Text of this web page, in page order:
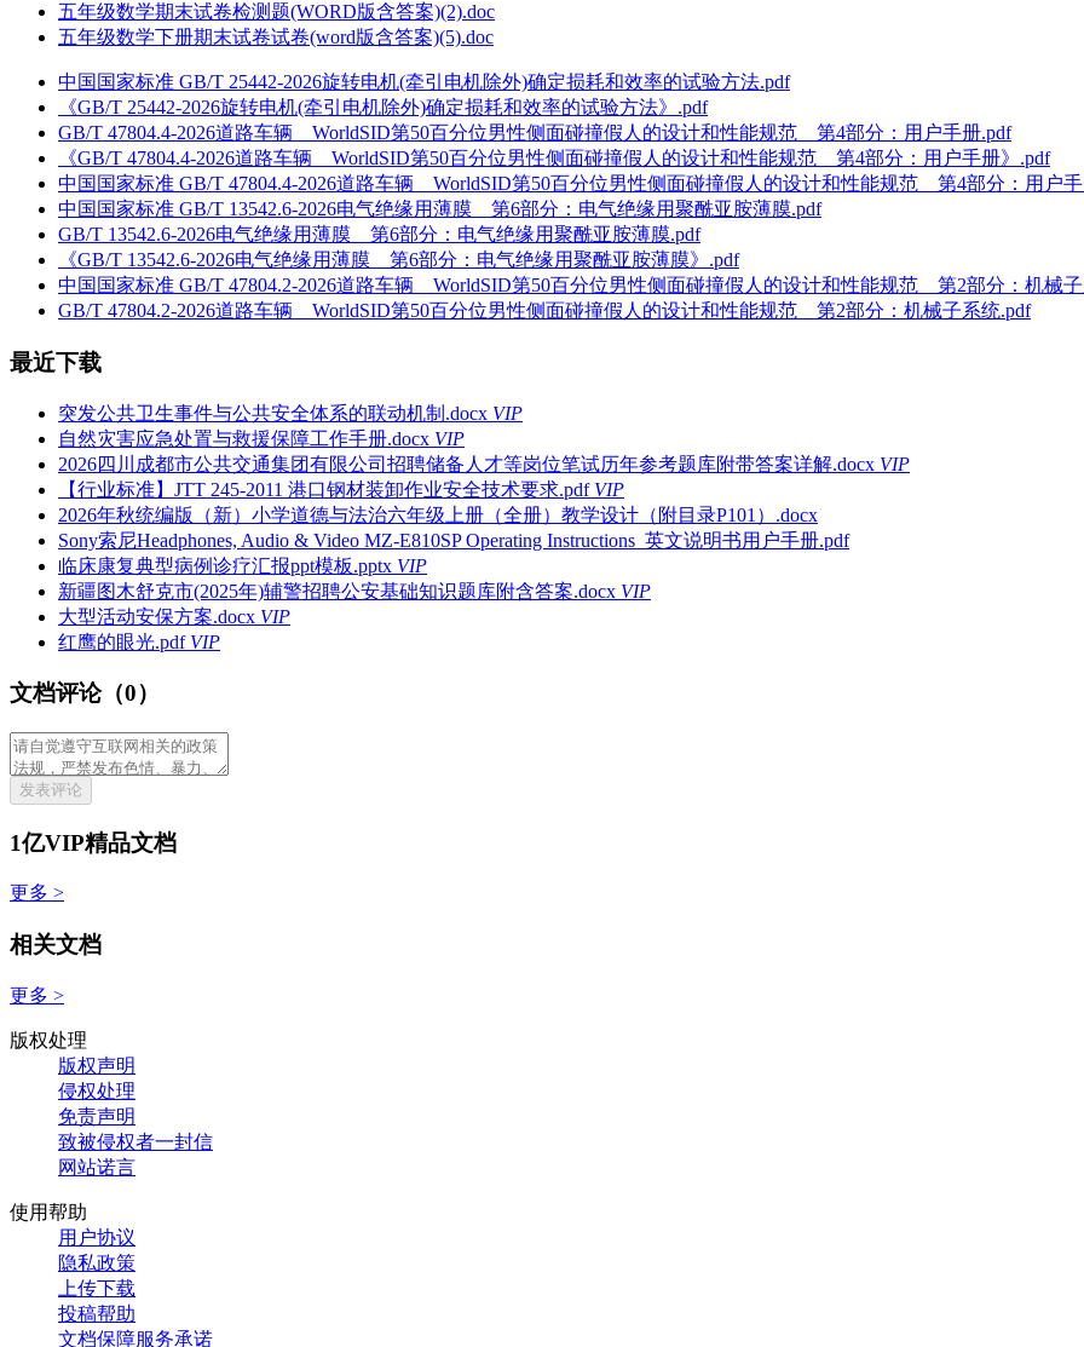
五年级数学期末试卷检测题(WORD版含答案)(2).doc
五年级数学下册期末试卷试卷(word版含答案)(5).doc
中国国家标准 GB/T 25442-2026旋转电机(牵引电机除外)确定损耗和效率的试验方法.pdf
《GB/T 25442-2026旋转电机(牵引电机除外)确定损耗和效率的试验方法》.pdf
GB/T 47804.4-2026道路车辆 WorldSID第50百分位男性侧面碰撞假人的设计和性能规范 第4部分：用户手册.pdf
《GB/T 47804.4-2026道路车辆 WorldSID第50百分位男性侧面碰撞假人的设计和性能规范 第4部分：用户手册》.pdf
中国国家标准 GB/T 47804.4-2026道路车辆 WorldSID第50百分位男性侧面碰撞假人的设计和性能规范 第4部分：用户
中国国家标准 GB/T 13542.6-2026电气绝缘用薄膜 第6部分：电气绝缘用聚酰亚胺薄膜.pdf
GB/T 13542.6-2026电气绝缘用薄膜 第6部分：电气绝缘用聚酰亚胺薄膜.pdf
《GB/T 13542.6-2026电气绝缘用薄膜 第6部分：电气绝缘用聚酰亚胺薄膜》.pdf
中国国家标准 GB/T 47804.2-2026道路车辆 WorldSID第50百分位男性侧面碰撞假人的设计和性能规范 第2部分：机械
GB/T 47804.2-2026道路车辆 WorldSID第50百分位男性侧面碰撞假人的设计和性能规范 第2部分：机械子系统.pdf
最近下载
突发公共卫生事件与公共安全体系的联动机制.docx VIP
自然灾害应急处置与救援保障工作手册.docx VIP
2026四川成都市公共交通集团有限公司招聘储备人才等岗位笔试历年参考题库附带答案详解.docx VIP
【行业标准】JTT 245-2011 港口钢材装卸作业安全技术要求.pdf VIP
2026年秋统编版（新）小学道德与法治六年级上册（全册）教学设计（附目录P101）.docx
Sony索尼Headphones, Audio & Video MZ-E810SP Operating Instructions_英文说明书用户手册.pdf
临床康复典型病例诊疗汇报ppt模板.pptx VIP
新疆图木舒克市(2025年)辅警招聘公安基础知识题库附含答案.docx VIP
大型活动安保方案.docx VIP
红鹰的眼光.pdf VIP
文档评论（0）
发表评论
1亿VIP精品文档
更多 >
相关文档
更多 >
版权处理
版权声明
侵权处理
免责声明
致被侵权者一封信
网站诺言
使用帮助
用户协议
隐私政策
上传下载
投稿帮助
文档保障服务承诺